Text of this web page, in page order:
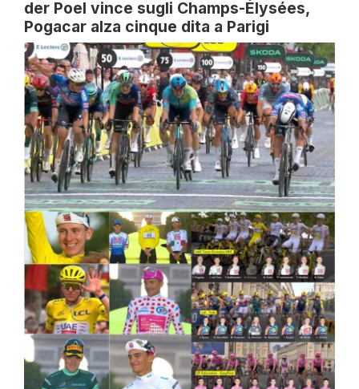
der Poel vince sugli Champs-Élysées,
Pogacar alza cinque dita a Parigi